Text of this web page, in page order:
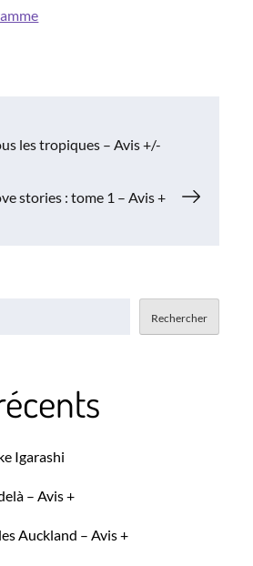
les tropiques – Avis +/-
stories : tome 1 – Avis +
Rechercher
Igarashi
– Avis +
Auckland – Avis +